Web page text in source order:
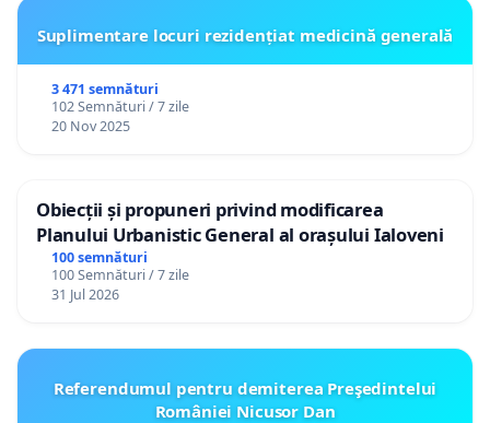
Suplimentare locuri rezidențiat medicină generală
3 471 semnături
102 Semnături / 7 zile
20 Nov 2025
Obiecții și propuneri privind modificarea
Planului Urbanistic General al orașului Ialoveni
100 semnături
100 Semnături / 7 zile
31 Jul 2026
Referendumul pentru demiterea Preşedintelui
României Nicusor Dan